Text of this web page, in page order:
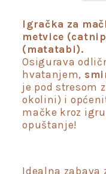
i
matatabijem
i
Igračka za
metvice
(matatabi).
Osigurava
hvatanjem,
je pod stresom
okolini) i
mačke kroz
opuštanje!
Idealna zabava